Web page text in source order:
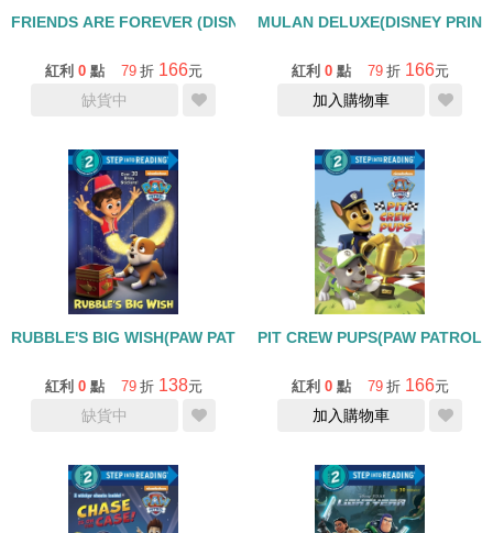
FRIENDS ARE FOREVER (DISNEY/PIXAR LUCA)/STEP INTO
紅利 0 點 79 折 166元
缺貨中
MULAN DELUXE(DISNEY
紅利 0 點 79 折 166元
加入購物車
RUBBLE'S BIG WISH(PAW PATROL)/STEP INTO READING LEVEL
紅利 0 點 79 折 138元
缺貨中
PIT CREW PUPS(PAW
紅利 0 點 79 折 166元
加入購物車